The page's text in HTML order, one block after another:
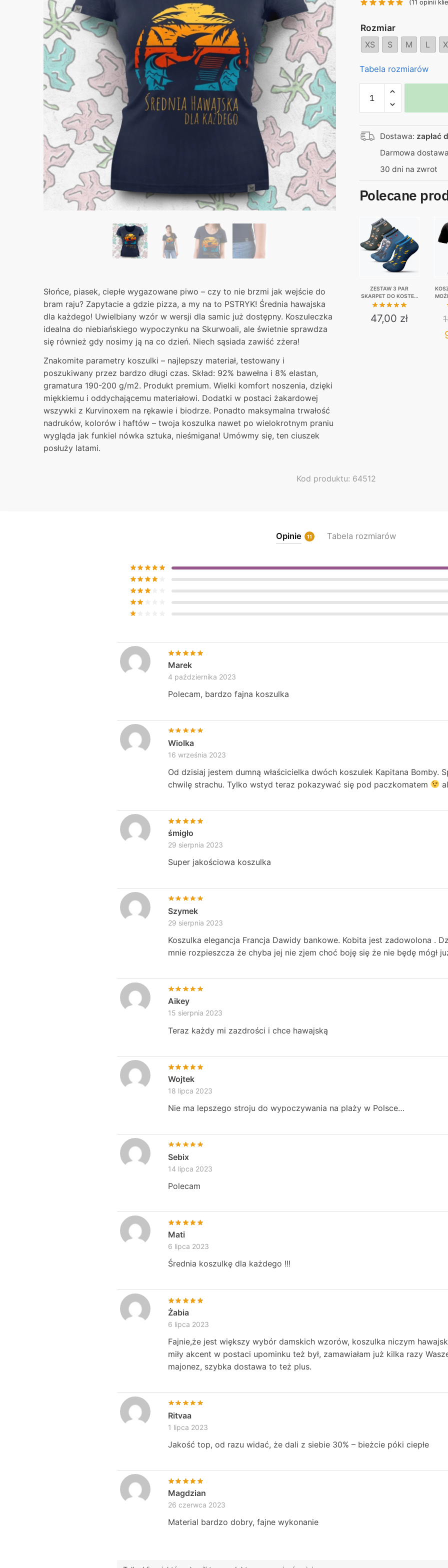
Słońce, piasek, ciepłe wygazowane piwo – czy to nie brzmi jak wejście do
bram raju? Zapytacie a gdzie pizza, a my na to PSTRYK! Średnia hawajska
dla każdego! Uwielbiany wzór w wersji dla samic już dostępny. Koszuleczka
idealna do niebiańskiego wypoczynku na Skurwoali, ale świetnie sprawdza
się również gdy nosimy ją na co dzień. Niech sąsiada zawiść zżera!
Znakomite parametry koszulki – najlepszy materiał, testowany i
poszukiwany przez bardzo długi czas. Skład: 92% bawełna i 8% elastan,
gramatura 190-200 g/m2. Produkt premium. Wielki komfort noszenia, dzięki
miękkiemu i oddychającemu materiałowi. Dodatki w postaci żakardowej
wszywki z Kurvinoxem na rękawie i biodrze. Ponadto maksymalna trwałość
nadruków, kolorów i haftów – twoja koszulka nawet po wielokrotnym praniu
wygląda jak funkiel nówka sztuka, nieśmigana! Umówmy się, ten ciuszek
posłuży latami.
130,00 zł.
(11 opinii
Rozmiar
XS S M L
Tabela rozmiarów
Koszulka
damska
–
średnia
hawajska
Dostawa: zapłać
Darmowa
30 dni na zwrot
Polecane
ZESTAW 3 PAR
SKARPET DO KOSTEK
– OJCIEC PIJO,
KURVINOX
47,00 zł
Kod produktu: 64512
Opinie 11 Tabela rozmiarów
Marek
4 października 2023
Polecam, bardzo fajna koszulka
Wiolka
16 września 2023
Od dzisiaj jestem dumną właścicielka dwóch koszulek Kapitana Bomby.
chwilę strachu. Tylko wstyd teraz pokazywać się pod paczkomatem
śmigło
29 sierpnia 2023
Super jakościowa koszulka
Szymek
29 sierpnia 2023
Koszulka elegancja Francja Dawidy bankowe. Kobita jest zadowolona .
mnie rozpieszcza że chyba jej nie zjem choć boję się że nie będę mógł
Aikey
15 sierpnia 2023
Teraz każdy mi zazdrości i chce hawajską
Wojtek
18 lipca 2023
Nie ma lepszego stroju do wypoczywania na plaży w Polsce…
Sebix
14 lipca 2023
Polecam
Mati
6 lipca 2023
Średnia koszulkę dla każdego !!!
Żabia
6 lipca 2023
Fajnie,że jest większy wybór damskich wzorów, koszulka niczym
miły akcent w postaci upominku też był, zamawiałam już kilka razy
majonez, szybka dostawa to też plus.
Ritvaa
1 lipca 2023
Jakość top, od razu widać, że dali z siebie 30% – bieżcie póki ciepłe
Magdzian
26 czerwca 2023
Material bardzo dobry, fajne wykonanie